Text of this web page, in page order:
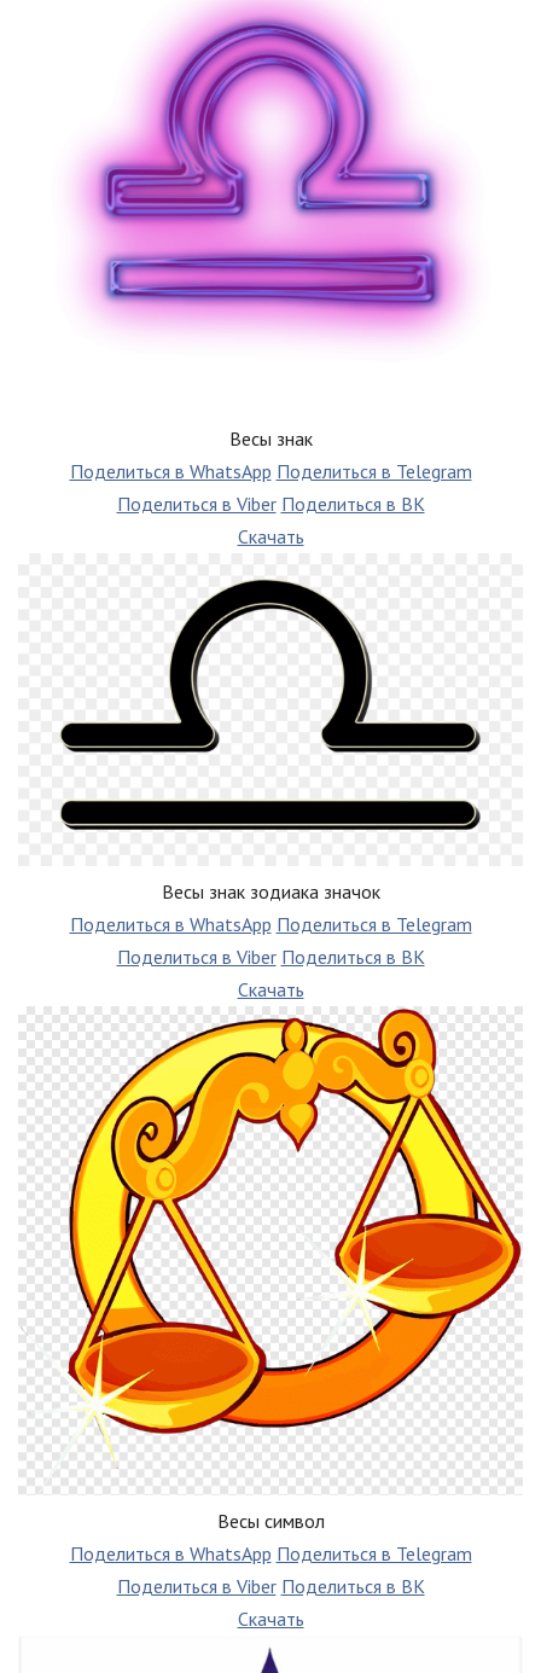
Весы знак
Поделиться в WhatsApp Поделиться в Telegram
Поделиться в Viber Поделиться в ВК
Скачать
Весы знак зодиака значок
Поделиться в WhatsApp Поделиться в Telegram
Поделиться в Viber Поделиться в ВК
Скачать
Весы символ
Поделиться в WhatsApp Поделиться в Telegram
Поделиться в Viber Поделиться в ВК
Скачать